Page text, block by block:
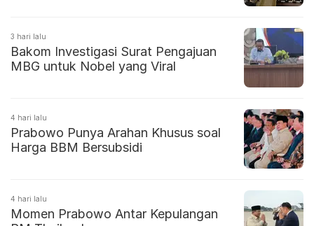
3 hari lalu
Bakom Investigasi Surat Pengajuan
MBG untuk Nobel yang Viral
4 hari lalu
Prabowo Punya Arahan Khusus soal
Harga BBM Bersubsidi
4 hari lalu
Momen Prabowo Antar Kepulangan